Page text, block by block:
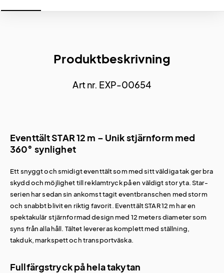
Produktbeskrivning
Art nr. EXP-00654
Eventtält STAR 12 m – Unik stjärnform med
360° synlighet
Ett snyggt och smidigt eventtält som med sitt väldiga tak ger bra
skydd och möjlighet till reklamtryck på en väldigt stor yta. Star-
serien har sedan sin ankomst tagit eventbranschen med storm
och snabbt blivit en riktig favorit. Eventtält STAR 12 m har en
spektakulär stjärnformad design med 12 meters diameter som
syns från alla håll. Tältet levereras komplett med ställning,
takduk, markspett och transportväska.
Fullfärgstryck på hela takytan